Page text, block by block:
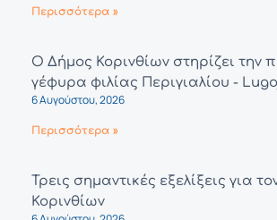
Περισσότερα »
Ο Δήμος Κορινθίων στηρίζει την
γέφυρα φιλίας Περιγιαλίου -
6 Αυγούστου, 2026
Περισσότερα »
Τρεις σημαντικές εξελίξεις για
Κορινθίων